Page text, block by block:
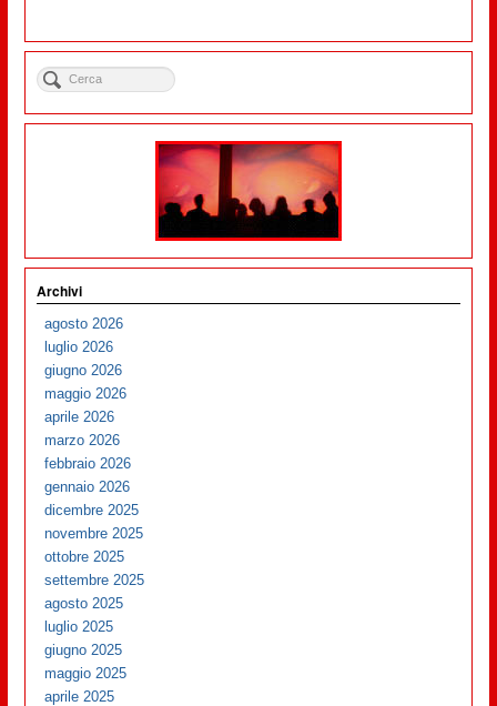
Archivi
agosto 2026
luglio 2026
giugno 2026
maggio 2026
aprile 2026
marzo 2026
febbraio 2026
gennaio 2026
dicembre 2025
novembre 2025
ottobre 2025
settembre 2025
agosto 2025
luglio 2025
giugno 2025
maggio 2025
aprile 2025